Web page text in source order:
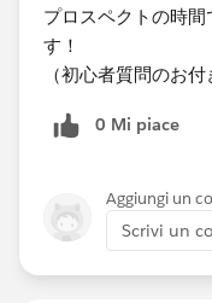
プロスペクトの時
す！
（初心者質問のお
0 Mi piace
Aggiungi un
Scrivi un